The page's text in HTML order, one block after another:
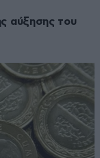
αύξησης του